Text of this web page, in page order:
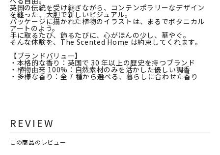
英国の伝統を受け継ぎながら、コンテンポラリーなデザイン
を纏った、大胆で新しいビジュアル。
パッケージに描かれた植物のイラストは、まるでボタニカル
アートのよう。
手に取るたび、飾るたびに、心がほんの少し、華やぐ。
そんな体験を、The Scented Home は約束してくれます。
【ブランドバリュー】
・本格的な香り：英国で 30 年以上の歴史を持つブランド
・植物由来 100%：自然素材のみを活かした優しい調香
・多様な香り：全 7 種から選べる、暮らしに合わせた香り
REVIEW
この商品のレビュー